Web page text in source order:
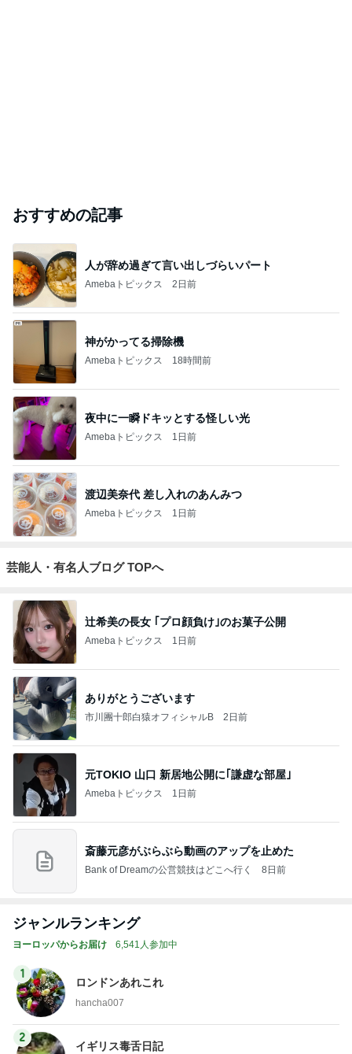
おすすめの記事
人が辞め過ぎて言い出しづらいパート
Amebaトピックス 2日前
神がかってる掃除機
Amebaトピックス 18時間前
夜中に一瞬ドキッとする怪しい光
Amebaトピックス 1日前
渡辺美奈代 差し入れのあんみつ
Amebaトピックス 1日前
芸能人・有名人ブログ TOPへ
辻希美の長女 ｢プロ顔負け｣のお菓子公開
Amebaトピックス 1日前
ありがとうございます
市川團十郎白猿オフィシャルB 2日前
元TOKIO 山口 新居地公開に｢謙虚な部屋｣
Amebaトピックス 1日前
斎藤元彦がぶらぶら動画のアップを止めた
Bank of Dreamの公営競技はどこへ行く 8日前
ジャンルランキング
ヨーロッパからお届け 6,541人参加中
1
ロンドンあれこれ
hancha007
2
イギリス毒舌日記